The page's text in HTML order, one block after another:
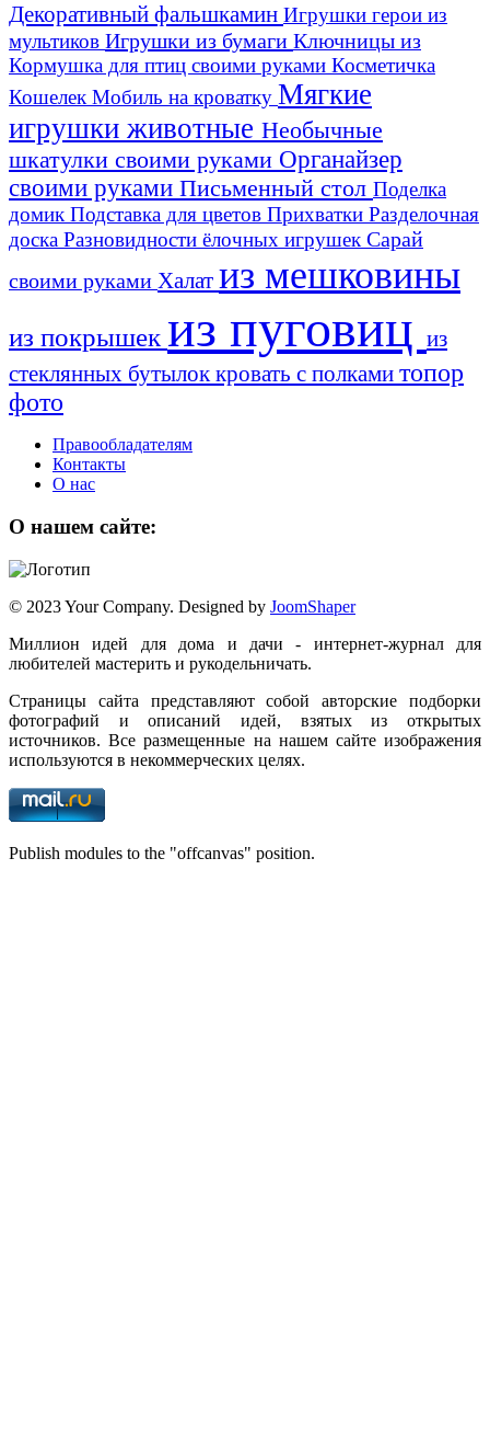
Декоративный фальшкамин Игрушки герои из
мультиков Игрушки из бумаги Ключницы из
Кормушка для птиц своими руками Косметичка
КошелекМобиль на кроватку Мягкие
игрушки животные Необычные
шкатулки своими руками Органайзер
своими руками Письменный стол Поделка
домикПодставка для цветов Прихватки Разделочная
доска Разновидности ёлочных игрушекСарай
своими руками Халат из мешковины
из покрышек из пуговиц из
стеклянных бутылоккровать с полками топор
фото
Правообладателям
Контакты
О нас
О нашем сайте:
© 2023 Your Company. Designed by JoomShaper
Миллион идей для дома и дачи - интернет-журнал для
любителей мастерить и рукодельничать.
Страницы сайта представляют собой авторские подборки
фотографий и описаний идей, взятых из открытых
источников. Все размещенные на нашем сайте изображения
используются в некоммерческих целях.
Publish modules to the "offcanvas" position.